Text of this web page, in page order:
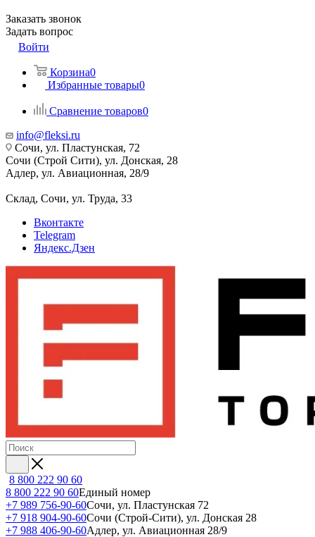
Заказать звонок
Задать вопрос
Войти
Корзина0
Избранные товары0
Сравнение товаров0
info@fleksi.ru
Сочи, ул. Пластунская, 72
Сочи (Строй Сити), ул. Донская, 28
Адлер, ул. Авиационная, 28/9
Склад, Сочи, ул. Труда, 33
Вконтакте
Telegram
Яндекс.Дзен
8 800 222 90 60
8 800 222 90 60Единый номер
+7 989 756-90-60Сочи, ул. Пластунская 72
+7 918 904-90-60Сочи (Строй-Сити), ул. Донская 28
+7 988 406-90-60Адлер, ул. Авиационная 28/9